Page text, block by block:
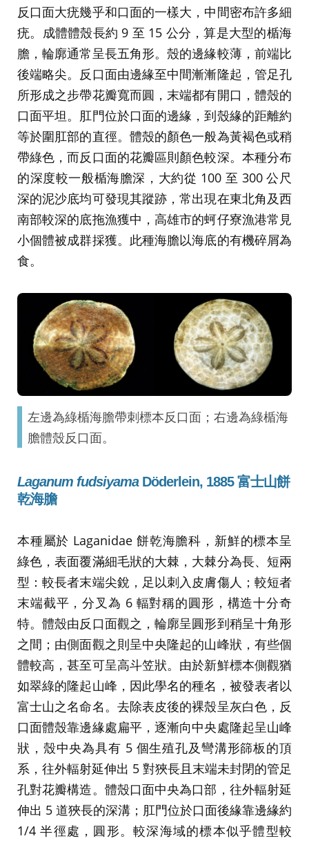
反口面大疣幾乎和口面的一樣大，中間密布許多細
疣。成體體殼長約 9 至 15 公分，算是大型的楯海
膽，輪廓通常呈長五角形。殼的邊緣較薄，前端比
後端略尖。反口面由邊緣至中間漸漸隆起，管足孔
所形成之步帶花瓣寬而圓，末端都有開口，體殼的
口面平坦。肛門位於口面的邊緣，到殼緣的距離約
等於圍肛部的直徑。體殼的顏色一般為黃褐色或稍
帶綠色，而反口面的花瓣區則顏色較深。本種分布
的深度較一般楯海膽深，大約從 100 至 300 公尺
深的泥沙底均可發現其蹤跡，常出現在東北角及西
南部較深的底拖漁獲中，高雄市的蚵仔寮漁港常見
小個體被成群採獲。此種海膽以海底的有機碎屑為
食。
左邊為綠楯海膽帶刺標本反口面；右邊為綠楯海
膽體殼反口面。
Laganum fudsiyamaDöderlein, 1885 富士山餅
乾海膽
本種屬於 Laganidae 餅乾海膽科，新鮮的標本呈
綠色，表面覆滿細毛狀的大棘，大棘分為長、短兩
型：較長者末端尖銳，足以刺入皮膚傷人；較短者
末端截平，分叉為 6 輻對稱的圓形，構造十分奇
特。體殼由反口面觀之，輪廓呈圓形到稍呈十角形
之間；由側面觀之則呈中央隆起的山峰狀，有些個
體較高，甚至可呈高斗笠狀。由於新鮮標本側觀猶
如翠綠的隆起山峰，因此學名的種名，被發表者以
富士山之名命名。去除表皮後的裸殼呈灰白色，反
口面體殼靠邊緣處扁平，逐漸向中央處隆起呈山峰
狀，殼中央為具有 5 個生殖孔及彎溝形篩板的頂
系，往外輻射延伸出 5 對狹長且末端未封閉的管足
孔對花瓣構造。體殼口面中央為口部，往外輻射延
伸出 5 道狹長的深溝；肛門位於口面後緣靠邊緣約
1/4 半徑處，圓形。較深海域的標本似乎體型較